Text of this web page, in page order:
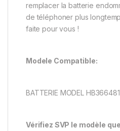
remplacer la batterie
de téléphoner plus
faite pour vous !
Modele Compatible:
BATTERIE MODEL
Vérifiez SVP le modèle